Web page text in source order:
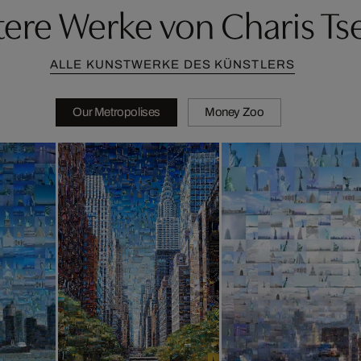
Werke von Charis
ALLE KUNSTWERKE DES KÜNSTLERS
Our Metropolises Money Zoo